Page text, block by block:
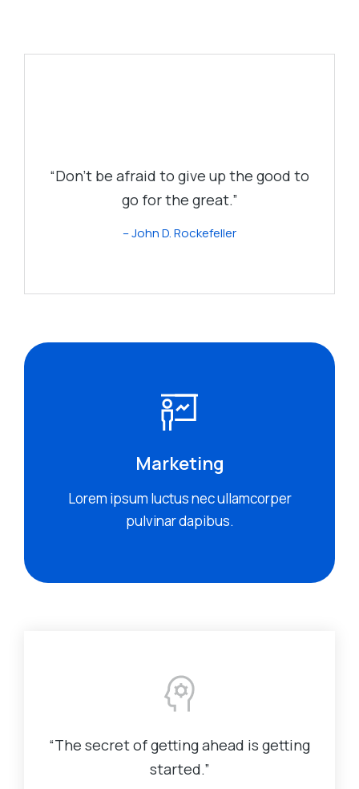
“Don’t be afraid to give up the good to
go for the great.”
– John D. Rockefeller
Marketing
Lorem ipsum luctus nec ullamcorper
pulvinar dapibus.
“The secret of getting ahead is getting
started.”